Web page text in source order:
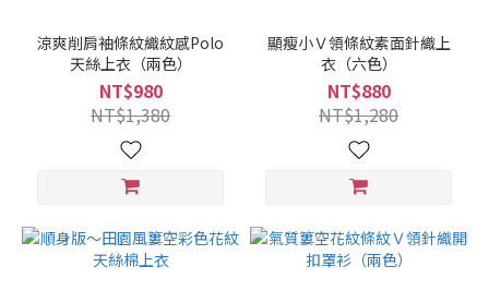
涼爽削肩袖條紋織紋感Polo
天絲上衣（兩色）
NT$980
NT$1,380
顯瘦小Ｖ領條紋素面針織上
衣（六色）
NT$880
NT$1,280